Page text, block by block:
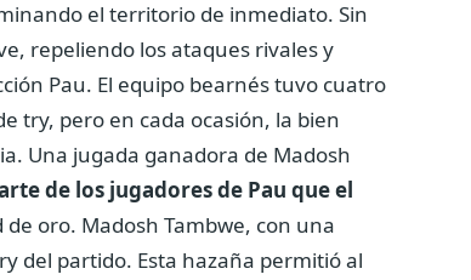
el territorio de inmediato. Sin
repeliendo los ataques rivales y
Pau. El equipo bearnés tuvo cuatro
try, pero en cada ocasión, la bien
Una jugada ganadora de Madosh
de los jugadores de Pau que el
oro. Madosh Tambwe, con una
del partido. Esta hazaña permitió al